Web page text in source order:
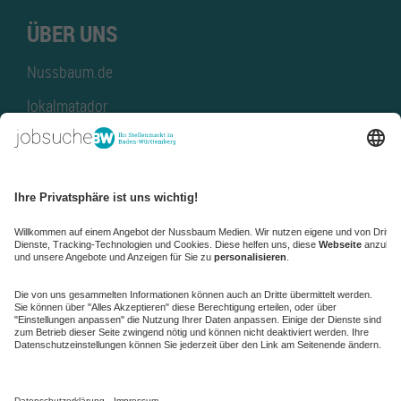
ÜBER UNS
Nussbaum.de
lokalmatador
kaufinBW
NussbaumID
Nussbaum Medien
de.jobble.org